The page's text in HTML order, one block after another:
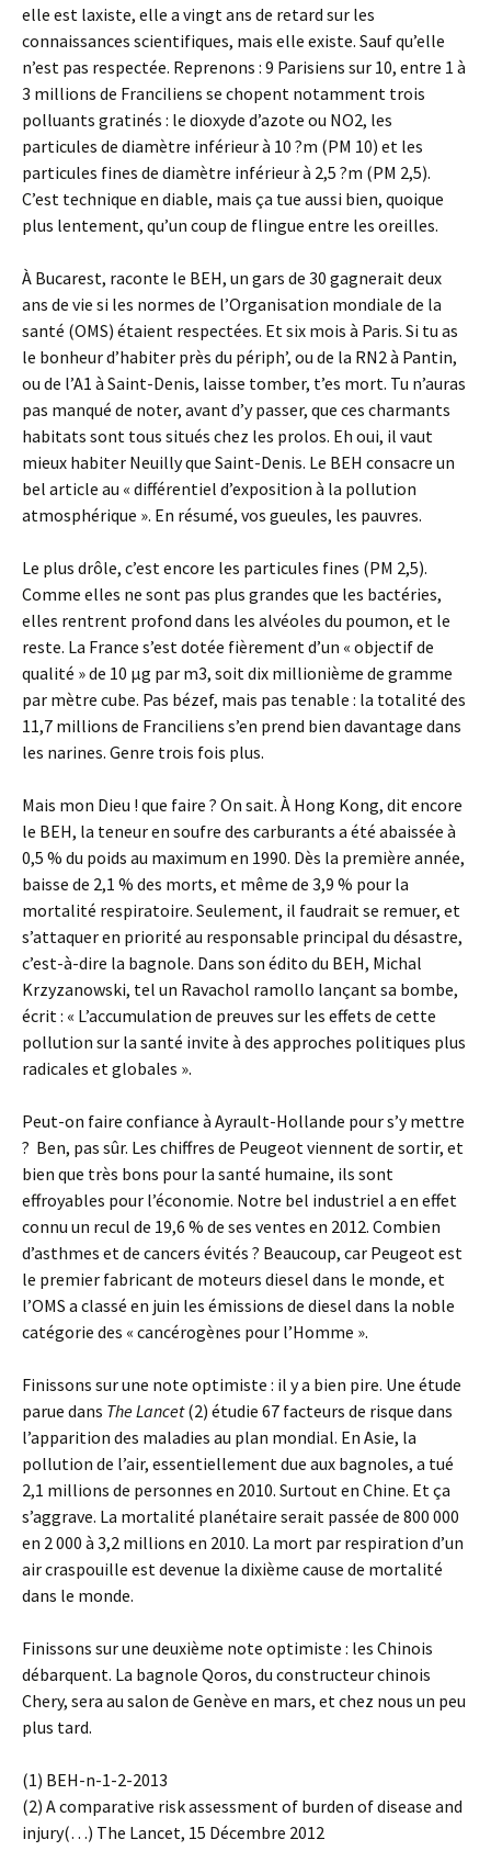
elle est laxiste, elle a vingt ans de retard sur les
connaissances scientifiques, mais elle existe. Sauf qu’elle
n’est pas respectée. Reprenons : 9 Parisiens sur 10, entre 1 à
3 millions de Franciliens se chopent notamment trois
polluants gratinés : le dioxyde d’azote ou NO2, les
particules de diamètre inférieur à 10 ?m (PM 10) et les
particules fines de diamètre inférieur à 2,5 ?m (PM 2,5).
C’est technique en diable, mais ça tue aussi bien, quoique
plus lentement, qu’un coup de flingue entre les oreilles.
À Bucarest, raconte le BEH, un gars de 30 gagnerait deux
ans de vie si les normes de l’Organisation mondiale de la
santé (OMS) étaient respectées. Et six mois à Paris. Si tu as
le bonheur d’habiter près du périph’, ou de la RN2 à Pantin,
ou de l’A1 à Saint-Denis, laisse tomber, t’es mort. Tu n’auras
pas manqué de noter, avant d’y passer, que ces charmants
habitats sont tous situés chez les prolos. Eh oui, il vaut
mieux habiter Neuilly que Saint-Denis. Le BEH consacre un
bel article au « différentiel d’exposition à la pollution
atmosphérique ». En résumé, vos gueules, les pauvres.
Le plus drôle, c’est encore les particules fines (PM 2,5).
Comme elles ne sont pas plus grandes que les bactéries,
elles rentrent profond dans les alvéoles du poumon, et le
reste. La France s’est dotée fièrement d’un « objectif de
qualité » de 10 µg par m3, soit dix millionième de gramme
par mètre cube. Pas bézef, mais pas tenable : la totalité des
11,7 millions de Franciliens s’en prend bien davantage dans
les narines. Genre trois fois plus.
Mais mon Dieu ! que faire ? On sait. À Hong Kong, dit encore
le BEH, la teneur en soufre des carburants a été abaissée à
0,5 % du poids au maximum en 1990. Dès la première année,
baisse de 2,1 % des morts, et même de 3,9 % pour la
mortalité respiratoire. Seulement, il faudrait se remuer, et
s’attaquer en priorité au responsable principal du désastre,
c’est-à-dire la bagnole. Dans son édito du BEH, Michal
Krzyzanowski, tel un Ravachol ramollo lançant sa bombe,
écrit : « L’accumulation de preuves sur les effets de cette
pollution sur la santé invite à des approches politiques plus
radicales et globales ».
Peut-on faire confiance à Ayrault-Hollande pour s’y mettre
? Ben, pas sûr. Les chiffres de Peugeot viennent de sortir, et
bien que très bons pour la santé humaine, ils sont
effroyables pour l’économie. Notre bel industriel a en effet
connu un recul de 19,6 % de ses ventes en 2012. Combien
d’asthmes et de cancers évités ? Beaucoup, car Peugeot est
le premier fabricant de moteurs diesel dans le monde, et
l’OMS a classé en juin les émissions de diesel dans la noble
catégorie des « cancérogènes pour l’Homme ».
Finissons sur une note optimiste : il y a bien pire. Une étude
parue dans The Lancet(2) étudie 67 facteurs de risque dans
l’apparition des maladies au plan mondial. En Asie, la
pollution de l’air, essentiellement due aux bagnoles, a tué
2,1 millions de personnes en 2010. Surtout en Chine. Et ça
s’aggrave. La mortalité planétaire serait passée de 800 000
en 2 000 à 3,2 millions en 2010. La mort par respiration d’un
air craspouille est devenue la dixième cause de mortalité
dans le monde.
Finissons sur une deuxième note optimiste : les Chinois
débarquent. La bagnole Qoros, du constructeur chinois
Chery, sera au salon de Genève en mars, et chez nous un peu
plus tard.
(1) BEH-n-1-2-2013
(2) A comparative risk assessment of burden of disease and
injury(…) The Lancet, 15 Décembre 2012